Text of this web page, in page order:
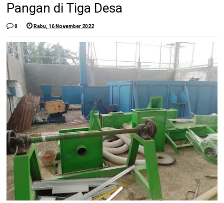
Pangan di Tiga Desa
0 Rabu, 16 November 2022